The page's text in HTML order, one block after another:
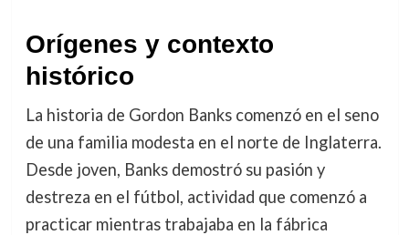
Orígenes y contexto
histórico
La historia de Gordon Banks comenzó en el seno
de una familia modesta en el norte de Inglaterra.
Desde joven, Banks demostró su pasión y
destreza en el fútbol, actividad que comenzó a
practicar mientras trabajaba en la fábrica